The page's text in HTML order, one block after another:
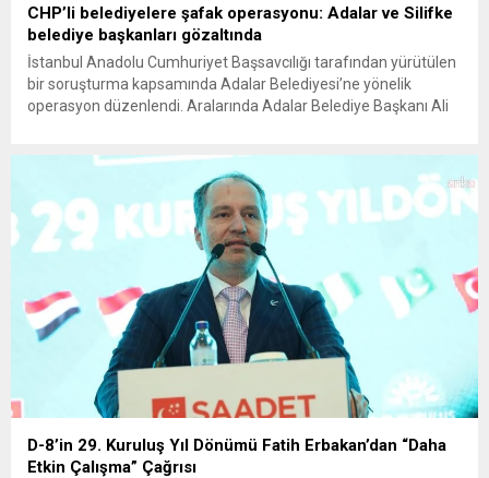
CHP’li belediyelere şafak operasyonu: Adalar ve Silifke
belediye başkanları gözaltında
İstanbul Anadolu Cumhuriyet Başsavcılığı tarafından yürütülen
bir soruşturma kapsamında Adalar Belediyesi’ne yönelik
operasyon düzenlendi. Aralarında Adalar Belediye Başkanı Ali
ve “imar usulsüzlüğü” gibi suçlamalar yöneltiliyor. Öte yandan
Mersin’de Silifke Belediyesi’ne yönelik düzenlenen
operasyonda ise...
D-8’in 29. Kuruluş Yıl Dönümü Fatih Erbakan’dan “Daha
Etkin Çalışma” Çağrısı